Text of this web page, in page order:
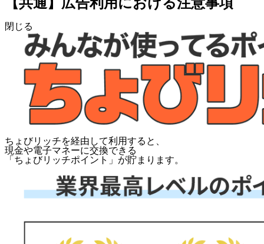
【共通】広告利用における注意事項
閉じる
ちょびリッチを経由して利用すると、
現金や電子マネーに交換できる
「 ちょびリッチポイント 」が貯まります。